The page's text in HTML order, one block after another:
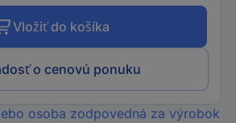
Vložiť do košíka
o cenovú ponuku
osoba zodpovedná za výrobok